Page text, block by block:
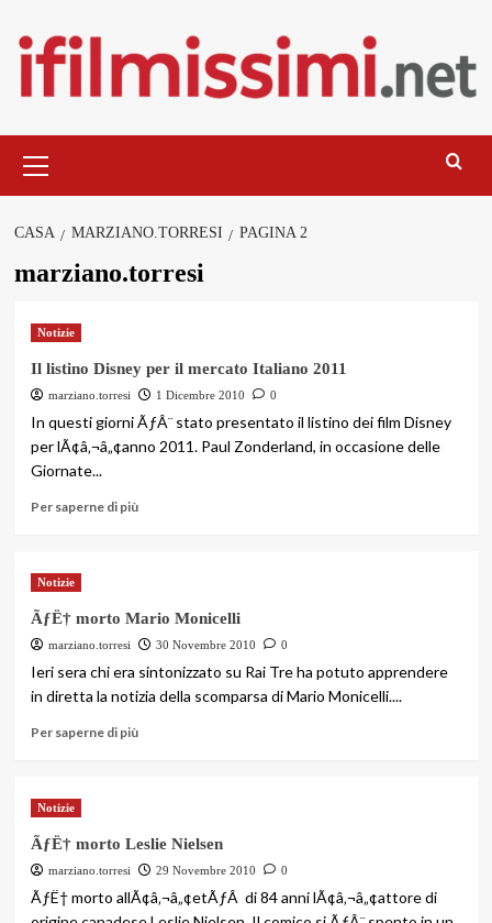
contenuto
principale
CASA MARZIANO.TORRESI PAGINA 2
marziano.torresi
Notizie
Il listino Disney per il mercato Italiano 2011
marziano.torresi 1 Dicembre 2010 0
In questi giorni ÃƒÂ¨ stato presentato il listino dei film Disney
per lÃ¢â‚¬â„¢anno 2011. Paul Zonderland, in occasione delle
Giornate...
Per saperne di più
Notizie
ÃƒË† morto Mario Monicelli
marziano.torresi 30 Novembre 2010 0
Ieri sera chi era sintonizzato su Rai Tre ha potuto apprendere
in diretta la notizia della scomparsa di Mario Monicelli....
Per saperne di più
Notizie
ÃƒË† morto Leslie Nielsen
marziano.torresi 29 Novembre 2010 0
ÃƒË† morto allÃ¢â‚¬â„¢etÃƒÂ di 84 anni lÃ¢â‚¬â„¢attore di